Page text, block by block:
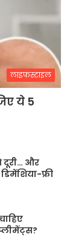
लाइफस्टाइल
ये 5
दूरी… और
फ्री